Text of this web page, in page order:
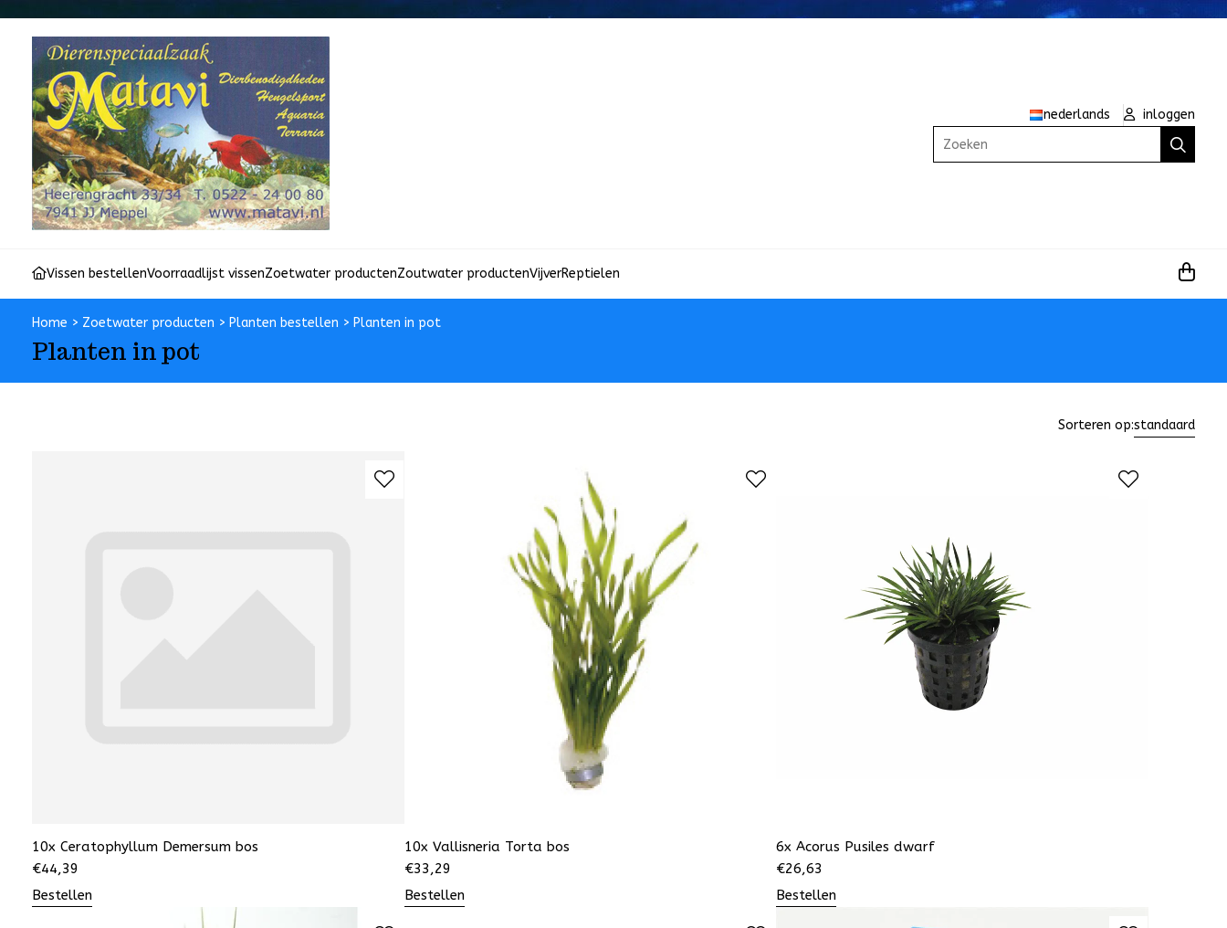
nederlands
inloggen
Zoeken
Vissen bestellenVoorraadlijst vissenZoetwater productenZoutwater productenVijverReptielen
Home > Zoetwater producten > Planten bestellen > Planten in pot
Planten in pot
Sorteren op:standaard
10x Ceratophyllum Demersum bos
€44,39
Bestellen
10x Vallisneria Torta bos
€33,29
Bestellen
6x Acorus Pusiles dwarf
€26,63
Bestellen